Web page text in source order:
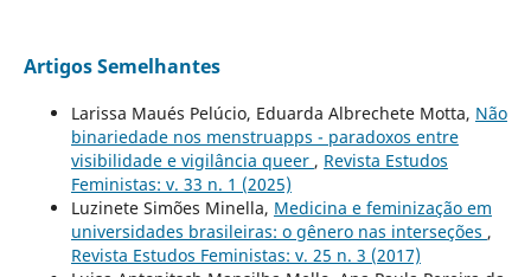
Artigos Semelhantes
Larissa Maués Pelúcio, Eduarda Albrechete Motta, Não
binariedade nos menstruapps - paradoxos entre
visibilidade e vigilância queer , Revista Estudos
Feministas: v. 33 n. 1 (2025)
Luzinete Simões Minella, Medicina e feminização em
universidades brasileiras: o gênero nas interseções ,
Revista Estudos Feministas: v. 25 n. 3 (2017)